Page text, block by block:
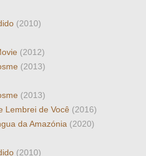
(2010)
(2012)
(2013)
(2013)
Lembrei de Você (2016)
da Amazónia (2020)
(2010)